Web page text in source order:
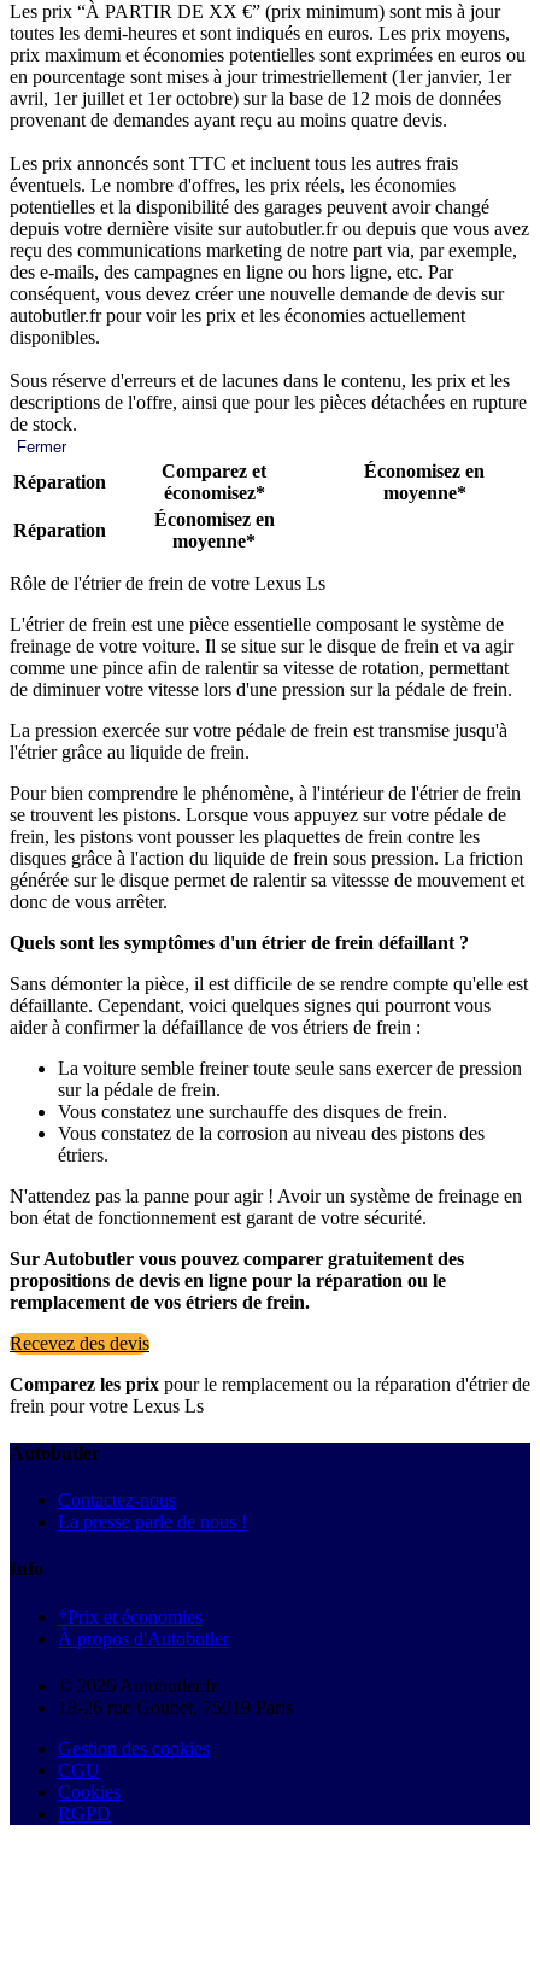
Les prix “À PARTIR DE XX €” (prix minimum) sont mis à jour
toutes les demi-heures et sont indiqués en euros. Les prix moyens,
prix maximum et économies potentielles sont exprimées en euros ou
en pourcentage sont mises à jour trimestriellement (1er janvier, 1er
avril, 1er juillet et 1er octobre) sur la base de 12 mois de données
provenant de demandes ayant reçu au moins quatre devis.
Les prix annoncés sont TTC et incluent tous les autres frais
éventuels. Le nombre d'offres, les prix réels, les économies
potentielles et la disponibilité des garages peuvent avoir changé
depuis votre dernière visite sur autobutler.fr ou depuis que vous avez
reçu des communications marketing de notre part via, par exemple,
des e-mails, des campagnes en ligne ou hors ligne, etc. Par
conséquent, vous devez créer une nouvelle demande de devis sur
autobutler.fr pour voir les prix et les économies actuellement
disponibles.
Sous réserve d'erreurs et de lacunes dans le contenu, les prix et les
descriptions de l'offre, ainsi que pour les pièces détachées en rupture
de stock.
Fermer
Réparation
Comparez et
économisez*
Économisez en
moyenne*
Réparation
Économisez en
moyenne*
Rôle de l'étrier de frein de votre Lexus Ls
L'étrier de frein est une pièce essentielle composant le système de
freinage de votre voiture. Il se situe sur le disque de frein et va agir
comme une pince afin de ralentir sa vitesse de rotation, permettant
de diminuer votre vitesse lors d'une pression sur la pédale de frein.
La pression exercée sur votre pédale de frein est transmise jusqu'à
l'étrier grâce au liquide de frein.
Pour bien comprendre le phénomène, à l'intérieur de l'étrier de frein
se trouvent les pistons. Lorsque vous appuyez sur votre pédale de
frein, les pistons vont pousser les plaquettes de frein contre les
disques grâce à l'action du liquide de frein sous pression. La friction
générée sur le disque permet de ralentir sa vitessse de mouvement et
donc de vous arrêter.
Quels sont les symptômes d'un étrier de frein défaillant ?
Sans démonter la pièce, il est difficile de se rendre compte qu'elle est
défaillante. Cependant, voici quelques signes qui pourront vous
aider à confirmer la défaillance de vos étriers de frein :
La voiture semble freiner toute seule sans exercer de pression
sur la pédale de frein.
Vous constatez une surchauffe des disques de frein.
Vous constatez de la corrosion au niveau des pistons des
étriers.
N'attendez pas la panne pour agir ! Avoir un système de freinage en
bon état de fonctionnement est garant de votre sécurité.
Sur Autobutler vous pouvez comparer gratuitement des
propositions de devis en ligne pour la réparation ou le
remplacement de vos étriers de frein.
Recevez des devis
Comparez les prix pour le remplacement ou la réparation d'étrier de
frein pour votre Lexus Ls
Autobutler
Contactez-nous
La presse parle de nous !
Info
*Prix et économies
À propos d'Autobutler
© 2026 Autobutler.fr
18-26 rue Goubet, 75019 Paris
Gestion des cookies
CGU
Cookies
RGPD